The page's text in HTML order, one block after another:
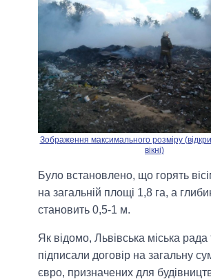
Зображення максимального розміру
вікні)
Було встановлено, що горять
на загальній площі 1,8 га, а
становить 0,5-1 м.
Як відомо, Львівська міська
підписали договір на загальну
євро, призначених для